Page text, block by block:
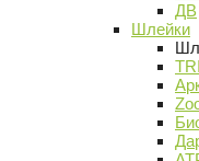
ДВ
Шлейки